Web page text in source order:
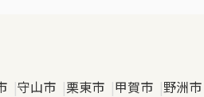
守山市 栗東市 甲賀市 野洲市